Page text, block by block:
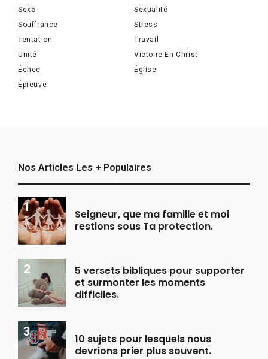
Sexe
Sexualité
Souffrance
Stress
Tentation
Travail
Unité
Victoire En Christ
Échec
Église
Épreuve
Nos Articles Les + Populaires
Seigneur, que ma famille et moi
restions sous Ta protection.
5 versets bibliques pour supporter
et surmonter les moments
difficiles.
10 sujets pour lesquels nous
devrions prier plus souvent.